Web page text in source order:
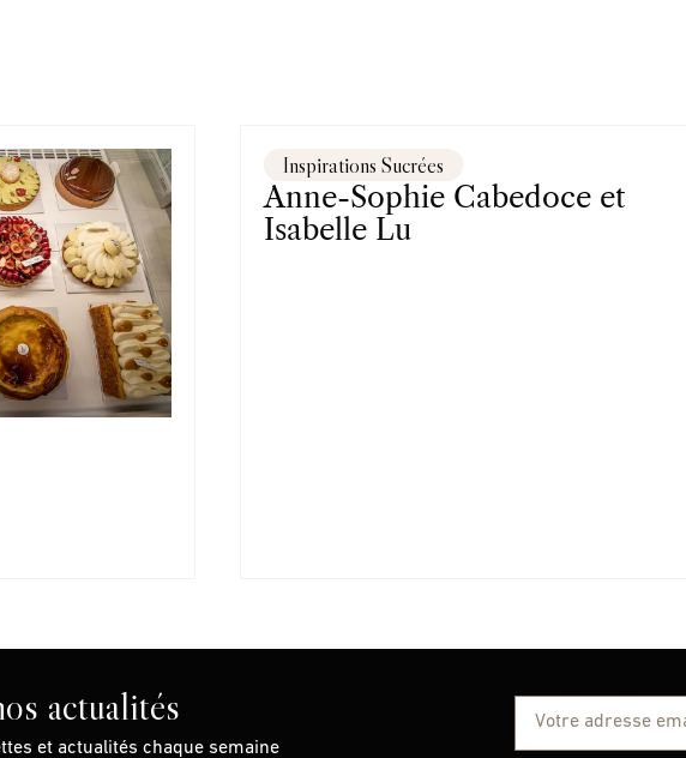
Inspirations Sucrées
Anne-Sophie Cabedoce et
Isabelle Lu
actualités
et actualités chaque semaine